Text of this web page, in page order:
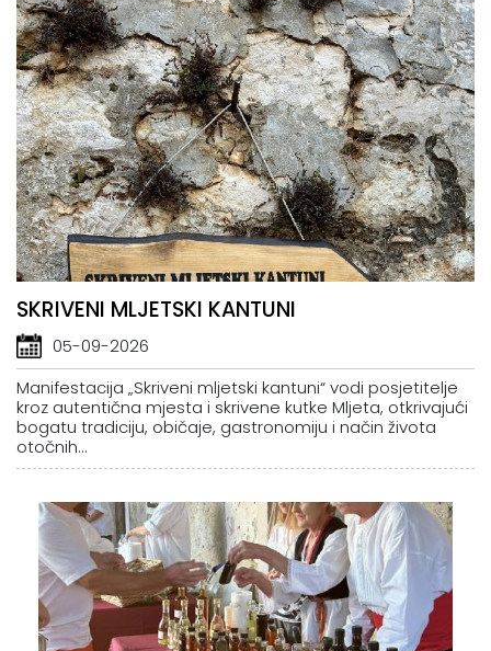
SKRIVENI MLJETSKI KANTUNI
05-09-2026
Manifestacija „Skriveni mljetski kantuni“ vodi posjetitelje
kroz autentična mjesta i skrivene kutke Mljeta, otkrivajući
bogatu tradiciju, običaje, gastronomiju i način života
otočnih...